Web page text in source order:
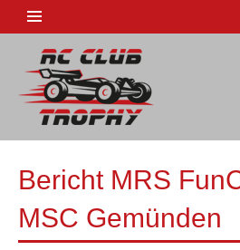
Skip
content
Bericht MRS
MSC Gemünden